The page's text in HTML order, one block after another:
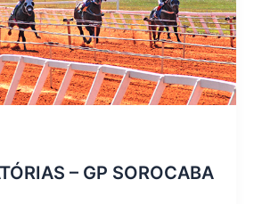
– GP SOROCABA